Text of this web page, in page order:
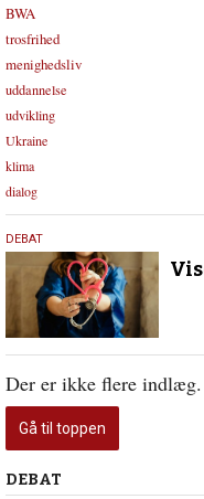
BWA
trosfrihed
menighedsliv
uddannelse
udvikling
Ukraine
klima
dialog
8.
januar
2026
DEBAT
Der er ikke flere indlæg.
Gå til toppen
Debat
DEBAT